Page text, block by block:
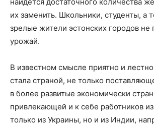
найдется достаточного количества
их заменить. Школьники, студенты, а
зрелые жители эстонских городов не
урожай.
В известном смысле приятно и
стала страной, не только
в более развитые экономически
привлекающей и к себе работников
только из Украины, но и из Индии,